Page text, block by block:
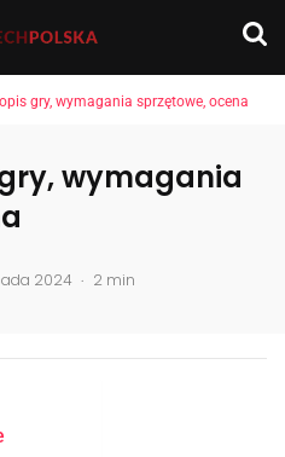
gry, wymagania sprzętowe, ocena
wymagania
2024 . 2 min